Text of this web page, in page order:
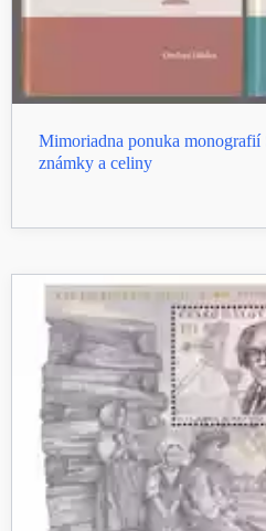
Mimoriadna ponuka monografií
známky a celiny